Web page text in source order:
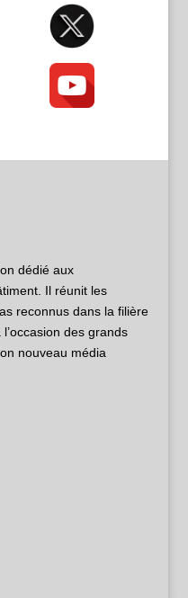
dédié aux
Il réunit les
reconnus dans la filière
des grands
nouveau média